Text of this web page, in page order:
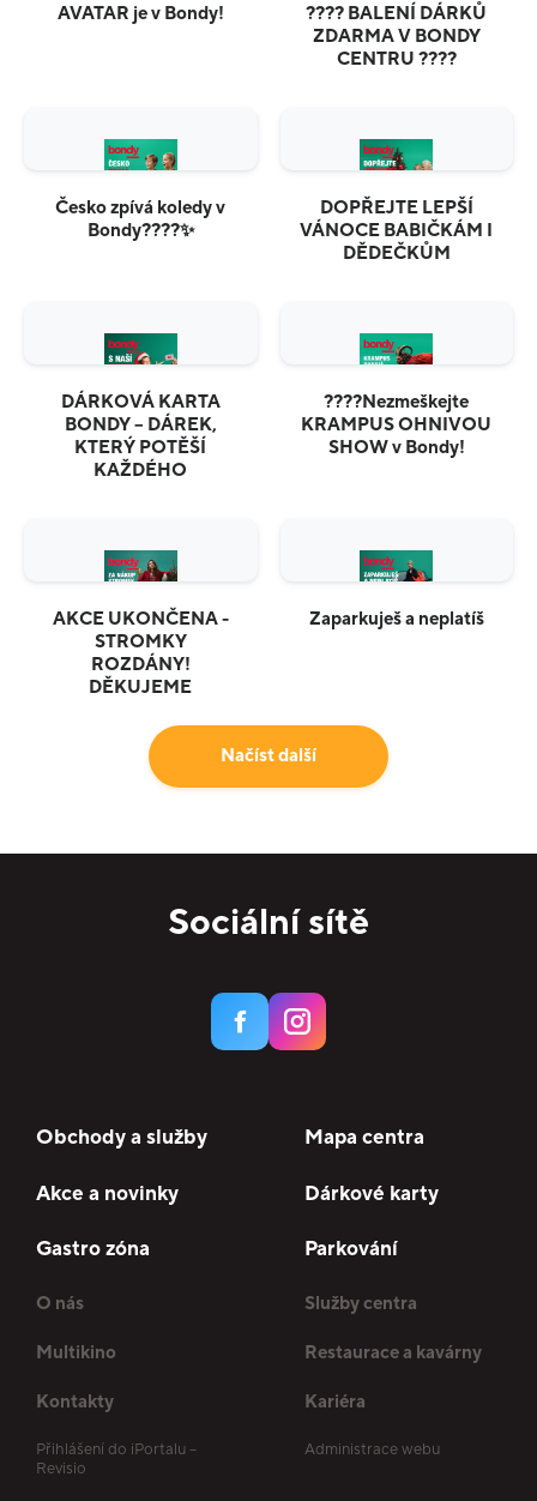
AVATAR je v Bondy!
???? BALENÍ DÁRKŮ
ZDARMA V BONDY
CENTRU ????
Česko zpívá koledy v
Bondy????✨
DOPŘEJTE LEPŠÍ
VÁNOCE BABIČKÁM I
DĚDEČKŮM
DÁRKOVÁ KARTA
BONDY – DÁREK,
KTERÝ POTĚŠÍ
KAŽDÉHO
????Nezmeškejte
KRAMPUS OHNIVOU
SHOW v Bondy!
AKCE UKONČENA -
STROMKY
ROZDÁNY!
DĚKUJEME
Zaparkuješ a neplatíš
Načíst další
Sociální sítě
Obchody a služby Mapa centra
Akce a novinky Dárkové karty
Gastro zóna Parkování
O nás Služby centra
Multikino Restaurace a kavárny
Kontakty Kariéra
Přihlášení do iPortalu –
Revisio
Administrace webu